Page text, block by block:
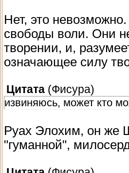
Нет, это
свободы воли. Они
творении, и,
означающее силу
Цитата (Фисура)
извиняюсь, может кто
Руах Элохим, он же
"гуманной",